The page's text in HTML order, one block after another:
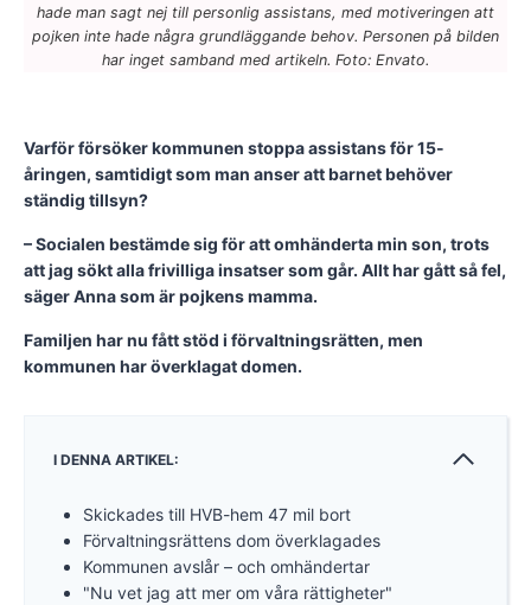
hade man sagt nej till personlig assistans, med motiveringen att
pojken inte hade några grundläggande behov. Personen på bilden
har inget samband med artikeln. Foto: Envato.
Varför försöker kommunen stoppa assistans för 15-
åringen, samtidigt som man anser att barnet behöver
ständig tillsyn?
– Socialen bestämde sig för att omhänderta min son, trots
att jag sökt alla frivilliga insatser som går. Allt har gått så fel,
säger Anna som är pojkens mamma.
Familjen har nu fått stöd i förvaltningsrätten, men
kommunen har överklagat domen.
I DENNA ARTIKEL:
Skickades till HVB-hem 47 mil bort
Förvaltningsrättens dom överklagades
Kommunen avslår – och omhändertar
"Nu vet jag att mer om våra rättigheter"